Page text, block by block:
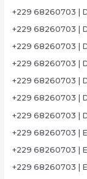
+229 68260703 |
+229 68260703 |
+229 68260703 |
+229 68260703 |
+229 68260703 |
+229 68260703 |
+229 68260703 |
+229 68260703 |
+229 68260703 |
+229 68260703 |